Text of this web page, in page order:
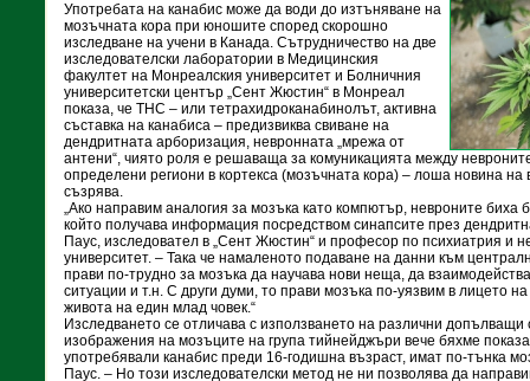
Употребата на канабис може да води до изтъняване на
мозъчната кора при юношите според скорошно
изследване на учени в Канада. Сътрудничество на две
изследователски лаборатории в Медицинския
факултет на Монреалския университет и Болничния
университетски център „Сент Жюстин“ в Монреал
показа, че ТНС – или тетрахидроканабинолът, активна
съставка на канабиса – предизвиква свиване на
дендритната арборизация, невронната „мрежа от
антени“, чиято роля е решаваща за комуникацията между
определени региони в кортекса (мозъчната кора) – лоша новина на
съзрява.
„Ако направим аналогия за мозъка като компютър, невроните биха
който получава информация посредством синапсите през
Паус, изследовател в „Сент Жюстин“ и професор по психиатрия и
университет. – Така че намаленото подаване на данни към
прави по-трудно за мозъка да научава нови неща, да
ситуации и т.н. С други думи, то прави мозъка по-уязвим в лицето
живота на един млад човек.“
Изследването се отличава с използването на различни
изображения на мозъците на група тийнейджъри вече бяхме
употребявали канабис преди 16-годишна възраст, имат по-тънка
Паус. – Но този изследователски метод не ни позволява да